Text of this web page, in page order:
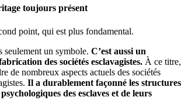
toujours présent
point, qui est plus fondamental.
seulement un symbole.C’est aussi un
des sociétés esclavagistes. À ce titre,
de nombreux aspects actuels des sociétés
Il a durablement façonné les structures
des esclaves et de leurs